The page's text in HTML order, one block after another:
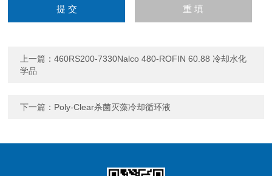
上一篇：460RS200-7330Nalco 480-ROFIN 60.88 冷却水化
学品
下一篇： Poly-Clear杀菌灭藻冷却循环液